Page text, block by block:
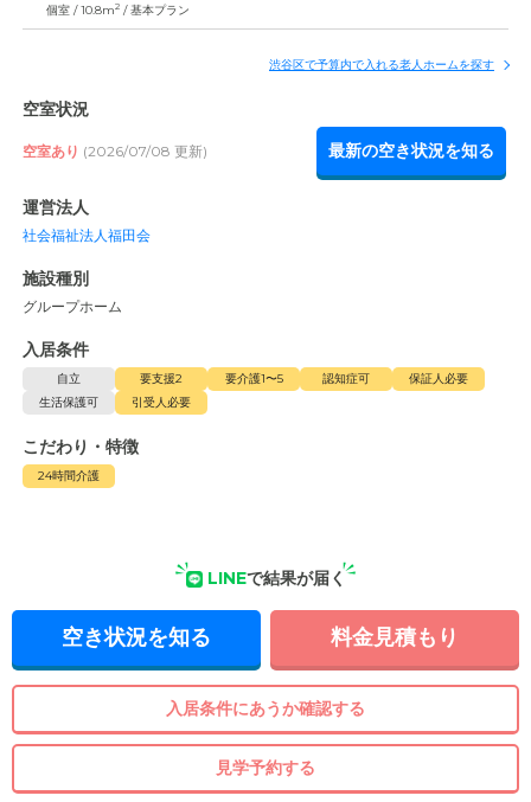
個室 / 10.8m2 / 基本プラン
渋谷区で予算内で入れる老人ホームを探す
空室状況
空室あり (2026/07/08 更新) 最新の空き状況を知る
運営法人
社会福祉法人福田会
施設種別
グループホーム
入居条件
自立 要支援2 要介護1〜5 認知症可
保証人必要
生活保護可
引受人必要
こだわり・特徴
24時間介護
LINEで結果が届く
空き状況を知る 料金見積もり
入居条件にあうか確認する
見学予約する